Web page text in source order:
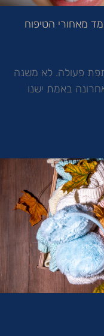
מאחורי הטיפוח
פעולה. לא משנה
באמת ישנו